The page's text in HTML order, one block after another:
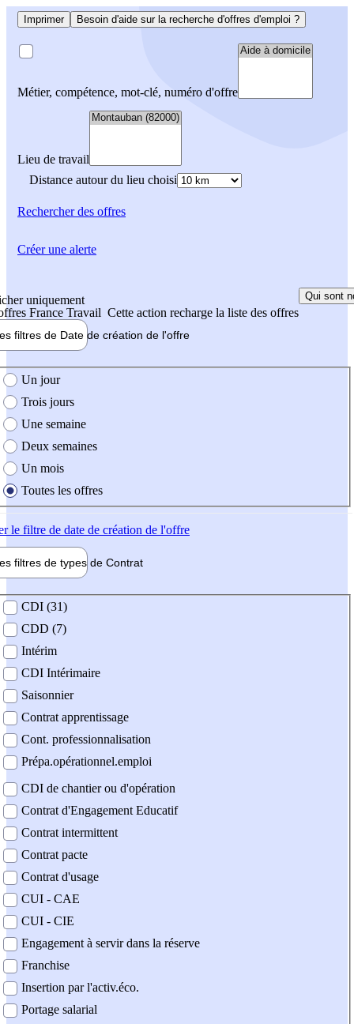
Imprimer Besoin d'aide sur la recherche d'offres d'emploi ?
Métier, compétence, mot-clé, numéro d'offre
Lieu de travail
Distance autour du lieu choisi
Rechercherdes offres
uniquement
France Travail Cette action recharge la liste des offres
Qui sont
filtres de Date de création de l'offre
création de l'offre
Un jour
Trois jours
Une semaine
Deux semaines
Un mois
Toutes les offres
le filtre de date de création de l'offre
filtres de types de Contrat
contrat
CDI (31)
CDD (7)
Intérim
CDI Intérimaire
Saisonnier
Contrat apprentissage
Cont. professionnalisation
Prépa.opérationnel.emploi
CDI de chantier ou d'opération
Contrat d'Engagement Educatif
Contrat intermittent
Contrat pacte
Contrat d'usage
CUI - CAE
CUI - CIE
Engagement à servir dans la réserve
Franchise
Insertion par l'activ.éco.
Portage salarial
Créer une alerte